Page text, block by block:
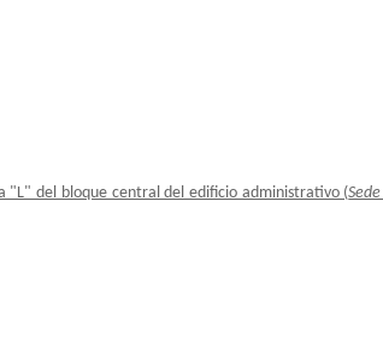
"L" del bloque central del edificio administrativo (